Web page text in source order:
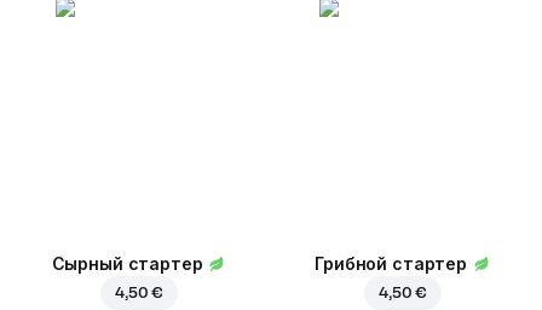
Сырный стартер
4,50 €
Грибной стартер
4,50 €